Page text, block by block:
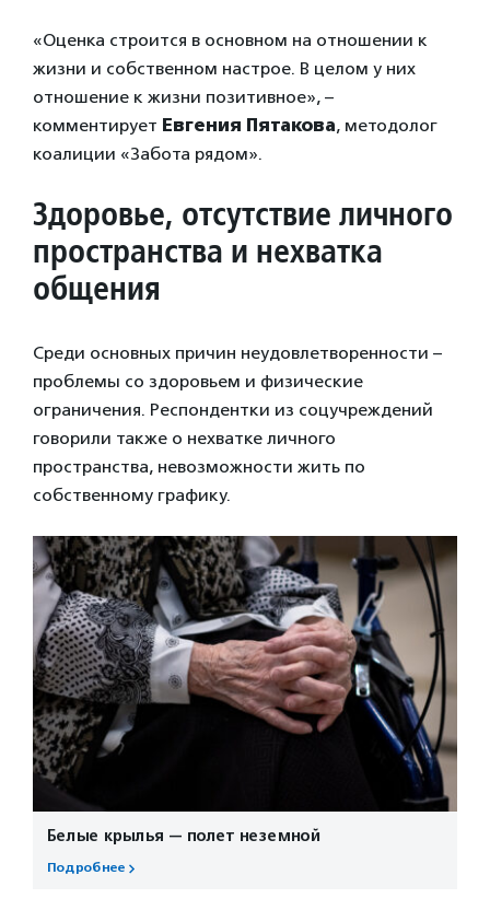
«Оценка строится в основном на отношении к
жизни и собственном настрое. В целом у них
отношение к жизни позитивное», –
комментирует Евгения Пятакова, методолог
коалиции «Забота рядом».
Здоровье, отсутствие личного
пространства и нехватка
общения
Среди основных причин неудовлетворенности –
проблемы со здоровьем и физические
ограничения. Респондентки из соцучреждений
говорили также о нехватке личного
пространства, невозможности жить по
собственному графику.
Белые крылья — полет неземной
Подробнее